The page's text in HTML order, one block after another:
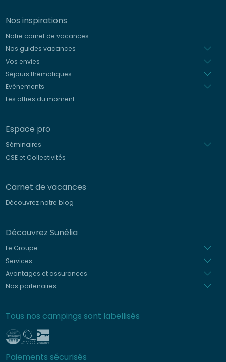
Nos inspirations
Notre carnet de vacances
Nos guides vacances
Vos envies
Séjours thématiques
Evénements
Les offres du moment
Espace pro
Séminaires
CSE et Collectivités
Carnet de vacances
Découvrez notre blog
Découvrez Sunêlia
Le Groupe
Services
Avantages et assurances
Nos partenaires
Tous nos campings sont labellisés
Paiements sécurisés